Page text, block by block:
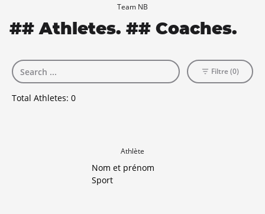
Team NB
## Athletes. ## Coaches.
Total Athletes: 0
Filtre (0)
Athlète
Nom et prénom
Sport